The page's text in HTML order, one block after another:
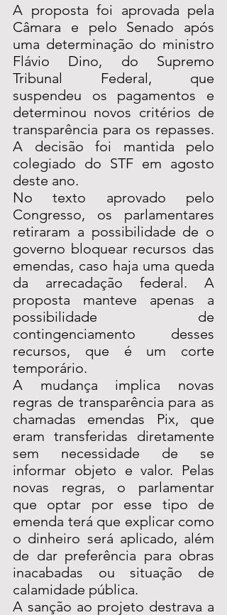
A proposta foi aprovada pela
Câmara e pelo Senado após
uma determinação do ministro
Flávio Dino, do Supremo
Tribunal Federal, que
suspendeu os pagamentos e
determinou novos critérios de
transparência para os repasses.
A decisão foi mantida pelo
colegiado do STF em agosto
deste ano.
No texto aprovado pelo
Congresso, os parlamentares
retiraram a possibilidade de o
governo bloquear recursos das
emendas, caso haja uma queda
da arrecadação federal. A
proposta manteve apenas a
possibilidade de
contingenciamento desses
recursos, que é um corte
temporário.
A mudança implica novas
regras de transparência para as
chamadas emendas Pix, que
eram transferidas diretamente
sem necessidade de se
informar objeto e valor. Pelas
novas regras, o parlamentar
que optar por esse tipo de
emenda terá que explicar como
o dinheiro será aplicado, além
de dar preferência para obras
inacabadas ou situação de
calamidade pública.
A sanção ao projeto destrava a